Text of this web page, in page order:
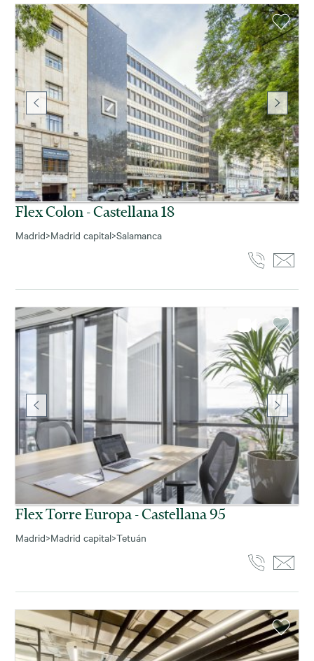
Flex Colon - Castellana 18
Madrid>Madrid capital>Salamanca
Flex Torre Europa - Castellana 95
Madrid>Madrid capital>Tetuán